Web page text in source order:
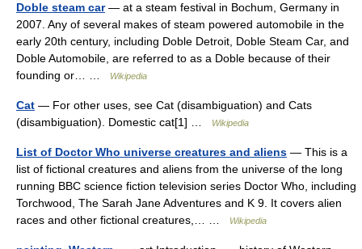
Doble steam car— at a steam festival in Bochum, Germany in
2007. Any of several makes of steam powered automobile in the
early 20th century, including Doble Detroit, Doble Steam Car, and
Doble Automobile, are referred to as a Doble because of their
founding or… …
Wikipedia
Cat — For other uses, see Cat (disambiguation) and Cats
(disambiguation). Domestic cat[1] …
Wikipedia
List of Doctor Who universe creatures and aliens — This is a
list of fictional creatures and aliens from the universe of the long
running BBC science fiction television series Doctor Who, including
Torchwood, The Sarah Jane Adventures and K 9. It covers alien
races and other fictional creatures,… …
Wikipedia